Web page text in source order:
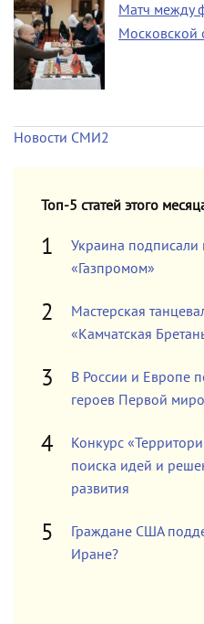
Матч между
Московской
Новости СМИ2
Топ-5 статей этого
Украина
«Газпромом»
Мастерская
«Камчатская
В России и Европе
героев Первой
Конкурс
поиска идей и
развития
Граждане США
Иране?